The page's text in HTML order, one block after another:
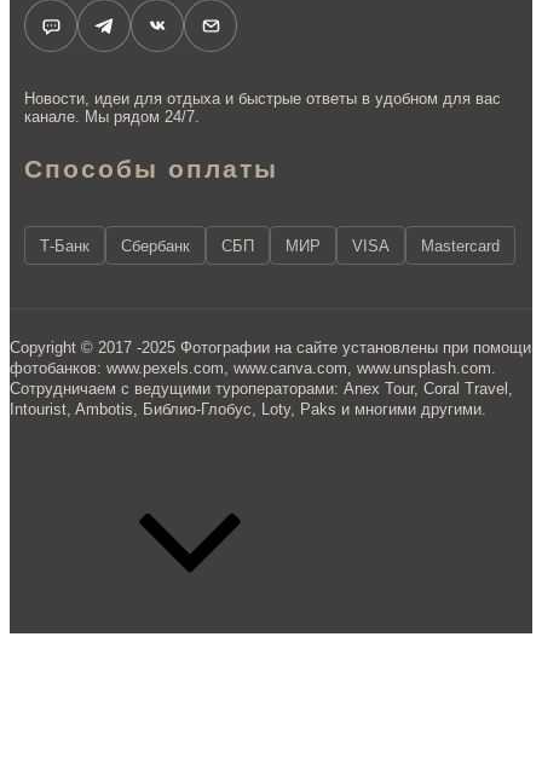
Способы оплаты
Т-Банк Сбербанк СБП МИР VISA Mastercard
Новости, идеи для отдыха и быстрые ответы в удобном для вас
канале. Мы рядом 24/7.
Copyright © 2017 -2025 Фотографии на сайте установлены при помощи
фотобанков: www.pexels.com, www.canva.com, www.unsplash.com.
Сотрудничаем с ведущими туроператорами: Anex Tour, Coral Travel,
Intourist, Ambotis, Библио-Глобус, Loty, Paks и многими другими.